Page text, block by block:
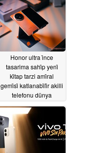
Honor ultra i̇nce
tasarima sahi̇p yeni̇
ki̇tap tarzi ami̇ral
gemi̇si̇ katlanabi̇li̇r akilli
telefonu dünya
çapinda lanse etti̇
06/04/2026